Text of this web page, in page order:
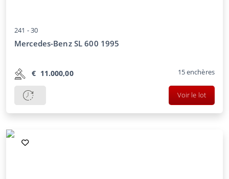
241 -30
Mercedes-Benz SL 600 1995
€ 11.000,00 15enchères
Voir le lot